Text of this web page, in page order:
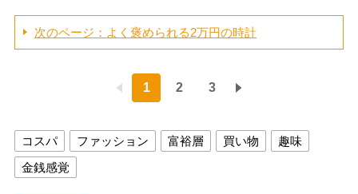
次のページ：よく褒められる2万円の時計
1 2 3
コスパ ファッション 富裕層 買い物
趣味
金銭感覚